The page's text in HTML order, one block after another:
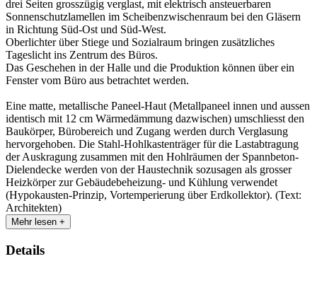
drei Seiten grosszügig verglast, mit elektrisch ansteuerbaren
Sonnenschutzlamellen im Scheibenzwischenraum bei den Gläsern
in Richtung Süd-Ost und Süd-West.
Oberlichter über Stiege und Sozialraum bringen zusätzliches
Tageslicht ins Zentrum des Büros.
Das Geschehen in der Halle und die Produktion können über ein
Fenster vom Büro aus betrachtet werden.
Eine matte, metallische Paneel-Haut (Metallpaneel innen und aussen
identisch mit 12 cm Wärmedämmung dazwischen) umschliesst den
Baukörper, Bürobereich und Zugang werden durch Verglasung
hervorgehoben. Die Stahl-Hohlkastenträger für die Lastabtragung
der Auskragung zusammen mit den Hohlräumen der Spannbeton-
Dielendecke werden von der Haustechnik sozusagen als grosser
Heizkörper zur Gebäudebeheizung- und Kühlung verwendet
(Hypokausten-Prinzip, Vortemperierung über Erdkollektor). (Text:
Architekten)
Mehr lesen +
Details